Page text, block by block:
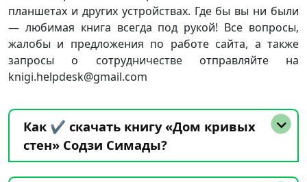
планшетах и других устройствах. Где бы вы ни были
— любимая книга всегда под рукой! Все вопросы,
жалобы и предложения по работе сайта, а также
запросы о сотрудничестве отправляйте на
knigi.helpdesk@gmail.com
Как ✔️ скачать книгу «Дом кривых
стен» Содзи Симады?